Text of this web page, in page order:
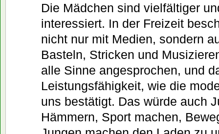
Die Mädchen sind vielfältiger
interessiert. In der Freizeit
nicht nur mit Medien, sondern
Basteln, Stricken und
alle Sinne angesprochen, und
Leistungsfähigkeit, wie die
uns bestätigt. Das würde auch
Hämmern, Sport machen,